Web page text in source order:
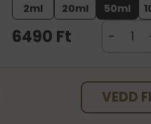
2ml 20ml 50ml
6490 Ft
VEDD